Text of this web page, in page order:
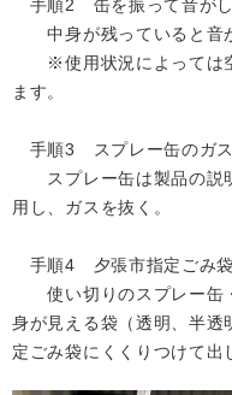
手順2 缶を振って音がし
中身が残っていると音
※使用状況によっては空
ます。
手順3 スプレー缶のガス
スプレー缶は製品の説
用し、ガスを抜く。
手順4 夕張市指定ごみ袋
使い切りのスプレー缶
身が見える袋（透明、半透
定ごみ袋にくくりつけて出